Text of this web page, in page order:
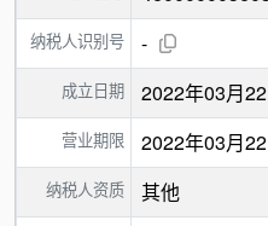
纳税人识别号 -
成立日期 2022年03月
营业期限 2022年03月
纳税人资质 其他